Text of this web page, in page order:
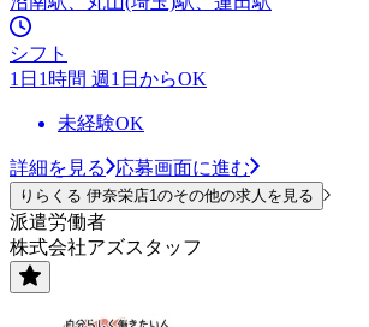
シフト
1日1時間 週1日からOK
未経験OK
詳細を見る 応募画面に進む
りらくる 伊奈栄店1のその他の求人を見る
派遣労働者
株式会社アズスタッフ